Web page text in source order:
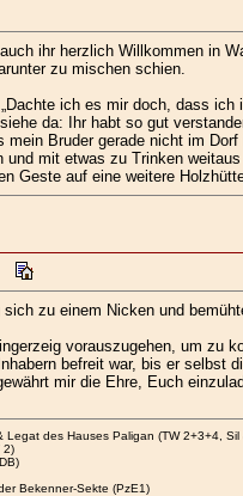
ihr herzlich Willkommen in
zu mischen schien.
ich es mir doch, dass
da: Ihr habt so gut
Bruder gerade nicht im
mit etwas zu Trinken
Geste auf eine weitere
sich zu einem Nicken und
vorauszugehen, um zu
befreit war, bis er selbst
mir die Ehre, Euch
des Hauses Paligan (TW 2+3+4,
2)
Bekenner-Sekte (PzE1)